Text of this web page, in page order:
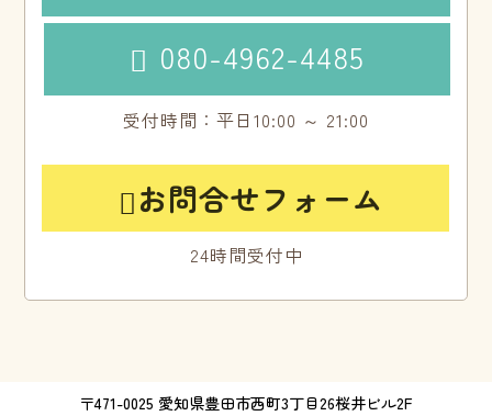
 080-4962-4485
受付時間：平日10:00 ～ 21:00
 お問合せフォーム
24時間受付中
〒471-0025 愛知県豊田市西町3丁目26桜井ビル2F